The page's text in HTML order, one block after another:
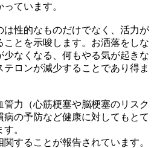
ています。
は性的なものだけでなく、活力が
とを示唆します。お洒落をしな
少なくなる、何もやる気が起きな
ロンが減少することであり得ま
管力（心筋梗塞や脳梗塞のリスク
病の予防など健康に対してもとて
。
することが報告されています。